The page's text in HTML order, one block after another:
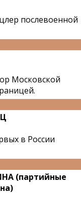
послевоенной
Московской
в России
(партийные